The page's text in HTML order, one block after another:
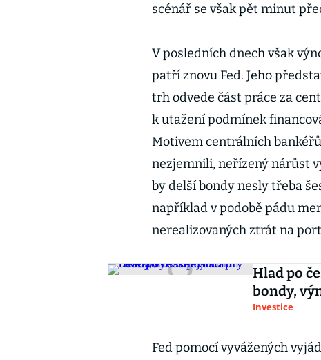
scénář se však pět minut
V posledních dnech však
patří znovu Fed. Jeho
trh odvede část práce za
k utažení podmínek
Motivem centrálních
nezjemnili, neřízený nárůst
by delší bondy nesly třeba
například v podobě pádu
nerealizovaných ztrát na
Hlad po
bondy,
Investice
Fed pomocí vyvážených